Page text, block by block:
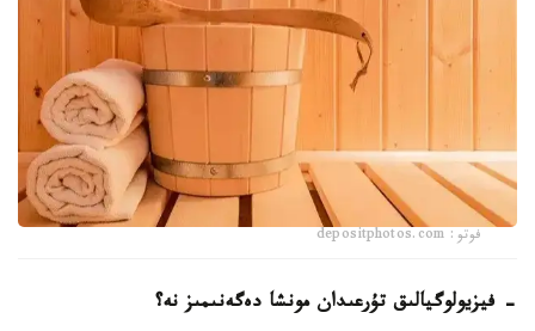
فوتو: depositphotos.com
- فيزيولوگيالىق تۇرعىدان مونشا دەگەنىمىز نە؟